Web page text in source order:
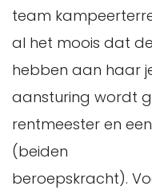
team
al het moois dat
hebben aan haar
aansturing wordt
rentmeester en
(beiden
beroepskracht).